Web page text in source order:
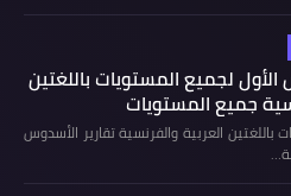
الأول لجميع المستويات باللغتين
جميع المستويات
باللغتين العربية والفرنسية تقارير الأسدوس